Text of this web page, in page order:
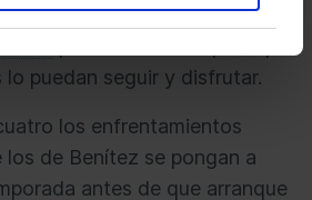
española, será
puedan seguir y disfrutar.
los enfrentamientos
de Benítez se pongan a
antes de que arranque